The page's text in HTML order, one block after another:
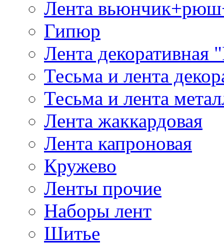
Лента
Гипюр
Лента декоративная
Тесьма и лента
Тесьма и лента
Лента жаккардовая
Лента капроновая
Кружево
Ленты прочие
Наборы лент
Шитье